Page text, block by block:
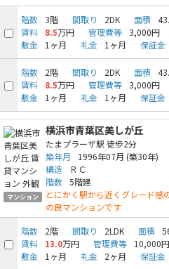
階数 3階 間取り 2DK 面積
賃料 8.5万円 管理費等 3,000円
敷金
1ヶ月 礼金 1ヶ月 保証金
階数 2階 間取り 2DK 面積
賃料 8.5万円 管理費等 3,000円
敷金
1ヶ月 礼金 1ヶ月 保証金
マンション
横浜市青葉区美しが丘
たまプラーザ駅 徒歩2分
築年月
1996年07月 (築30年)
構造
ＲＣ
階数 5階建
とにかく駅から近くグレード感
の良マンションです
階数
2階 間取り 2LDK 面積
賃料 13.0万円 管理費等
10,000円
敷金
1ヶ月 礼金 2ヶ月 保証金